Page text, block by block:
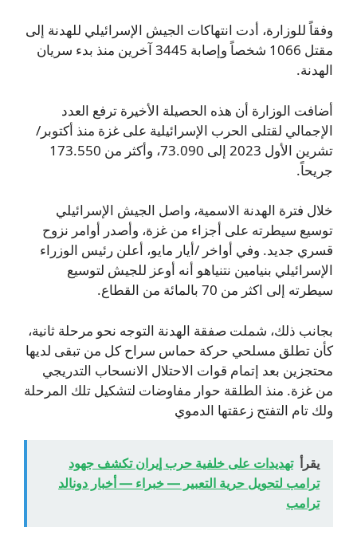
وفقاً للوزارة، أدت انتهاكات الجيش الإسرائيلي للهدنة إلى
مقتل 1066 شخصاً وإصابة 3445 آخرين منذ بدء سريان
الهدنة.
أضافت الوزارة أن هذه الحصيلة الأخيرة ترفع العدد
الإجمالي لقتلى الحرب الإسرائيلية على غزة منذ أكتوبر/
تشرين الأول 2023 إلى 73.090، وأكثر من 173.550
جريحاً.
خلال فترة الهدنة الاسمية، واصل الجيش الإسرائيلي
توسيع سيطرته على أجزاء من غزة، وأصدر أوامر نزوح
قسري جديد. وفي أواخر /أيار مايو، أعلن رئيس الوزراء
الإسرائيلي بنيامين نتنياهو أنه أوعز للجيش لتوسيع
سيطرته إلى اكثر من 70 بالمائة من القطاع.
بجانب ذلك، شملت صفقة الهدنة التوجه نحو مرحلة ثانية،
كأن تطلق مسلحي حركة حماس سراح كل من تبقى لديها
محتجزين بعد إتمام قوات الاحتلال الانسحاب التدريجي
من غزة. منذ الطلقة حوار مفاوضات لتشكيل تلك المرحلة
ولك تام التفتح زعقتها الدموي
يقرأ تهديدات على خلفية حرب إيران تكشف جهود
ترامب لتحويل حرية التعبير — خبراء — أخبار دونالد
ترامب